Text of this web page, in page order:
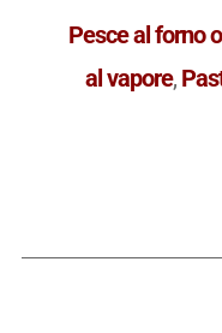
Pesce al forno
al vapore,